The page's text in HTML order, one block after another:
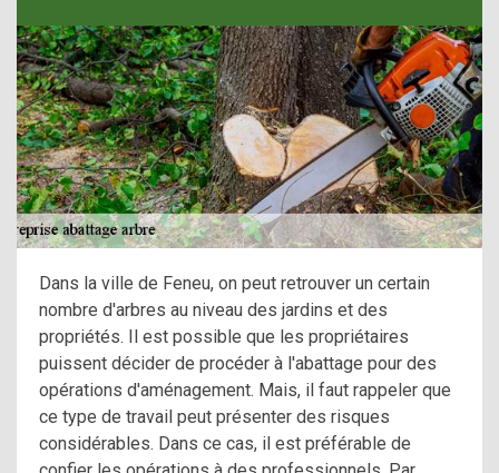
Dans la ville de Feneu, on peut retrouver un certain
nombre d'arbres au niveau des jardins et des
propriétés. Il est possible que les propriétaires
puissent décider de procéder à l'abattage pour des
opérations d'aménagement. Mais, il faut rappeler que
ce type de travail peut présenter des risques
considérables. Dans ce cas, il est préférable de